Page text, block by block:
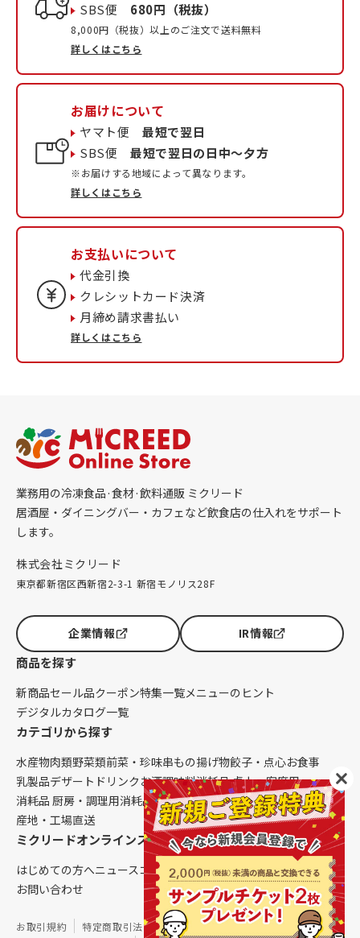
SBS便 680円（税抜）
8,000円（税抜）以上のご注文で送料無料
詳しくはこちら
お届けについて
ヤマト便最短で翌日
SBS便最短で翌日の日中〜夕方
※お届けする地域によって異なります。
詳しくはこちら
お支払いについて
代金引換
クレシットカード決済
月締め請求書払い
詳しくはこちら
業務用の冷凍食品·食材·飲料通販 ミクリード
居酒屋・ダイニングバー・カフェなど飲食店の仕入れをサポート
します。
株式会社ミクリード
東京都新宿区西新宿2-3-1 新宿モノリス28F
企業情報 IR情報
商品を探す
新商品セール品クーポン特集一覧メニューのヒント
デジタルカタログ一覧
カテゴリから探す
水産物肉類野菜類前菜・珍味串もの揚げ物餃子・点心お食事
乳製品デザート ドリンク お酒調味料消耗品 卓上・客席用
消耗品 厨房・調理用消耗品 クレンリネス生鮮品（配送便限定）
産地・工場直送
ミクリードオンラインストアについて
はじめての方へニュースコラムご利用ガイド会社概要
お問い合わせ
お取引規約 特定商取引法に基づく表記
個人情報保護方針